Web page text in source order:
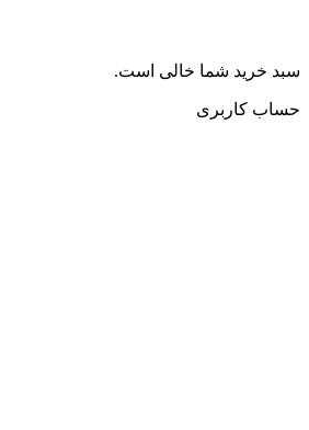
سبد خرید شما خالی است.
حساب کاربری